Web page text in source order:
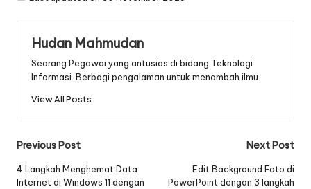
Hudan Mahmudan
Seorang Pegawai yang antusias di bidang Teknologi
Informasi. Berbagi pengalaman untuk menambah ilmu.
View All Posts
Post
navigation
Previous Post
4 Langkah Menghemat Data
Internet di Windows 11 dengan
Next Post
Edit Background Foto di
PowerPoint dengan 3 langkah